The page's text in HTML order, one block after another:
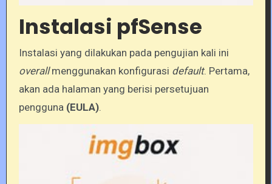
Instalasi pfSense
Instalasi yang dilakukan pada pengujian kali ini
overallmenggunakan konfigurasi default. Pertama,
akan ada halaman yang berisi persetujuan
pengguna (EULA).